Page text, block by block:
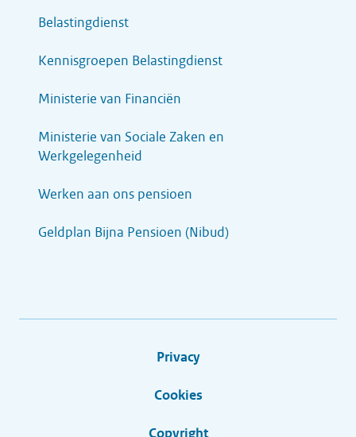
Belastingdienst
Kennisgroepen Belastingdienst
Ministerie van Financiën
Ministerie van Sociale Zaken en
Werkgelegenheid
Werken aan ons pensioen
Geldplan Bijna Pensioen (Nibud)
Privacy
Cookies
Copyright